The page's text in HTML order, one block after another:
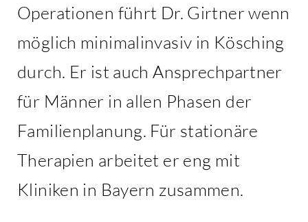
Operationen führt Dr. Girtner wenn
möglich minimalinvasiv in Kösching
durch. Er ist auch Ansprechpartner
für Männer in allen Phasen der
Familienplanung. Für stationäre
Therapien arbeitet er eng mit
Kliniken in Bayern zusammen.